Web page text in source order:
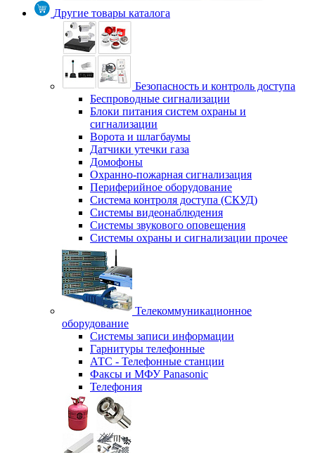
Другие товары каталога
Безопасность и контроль доступа
Беспроводные сигнализации
Блоки питания систем охраны и
сигнализации
Ворота и шлагбаумы
Датчики утечки газа
Домофоны
Охранно-пожарная сигнализация
Периферийное оборудование
Система контроля доступа (СКУД)
Системы видеонаблюдения
Системы звукового оповещения
Системы охраны и сигнализации прочее
Телекоммуникационное
оборудование
Системы записи информации
Гарнитуры телефонные
АТС - Телефонные станции
Факсы и МФУ Panasonic
Телефония